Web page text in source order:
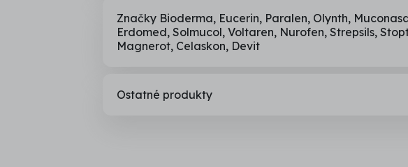
Značky Bioderma, Eucerin, Paralen, Olynth,
Erdomed, Solmucol, Voltaren, Nurofen, Strepsils,
Magnerot, Celaskon, Devit
Ostatné produkty